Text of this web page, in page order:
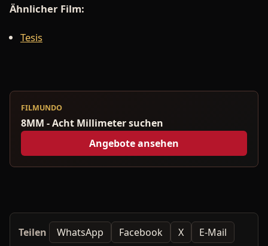
Ähnlicher Film:
Tesis
FILMUNDO
8MM - Acht Millimeter suchen
Angebote ansehen
Teilen WhatsApp Facebook X E-Mail